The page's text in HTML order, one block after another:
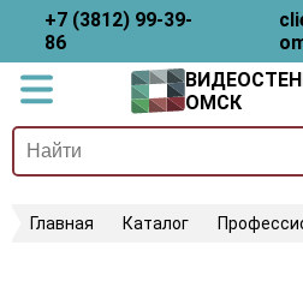
+7 (3812) 99-39-
86
ОМСК
Главная Каталог